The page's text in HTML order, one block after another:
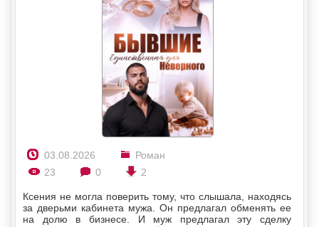
03.08.2026
Роман
23
0 2
Ксения не могла поверить тому, что слышала, находясь
за дверьми кабинета мужа. Он предлагал обменять ее
на долю в бизнесе. И муж предлагал эту сделку